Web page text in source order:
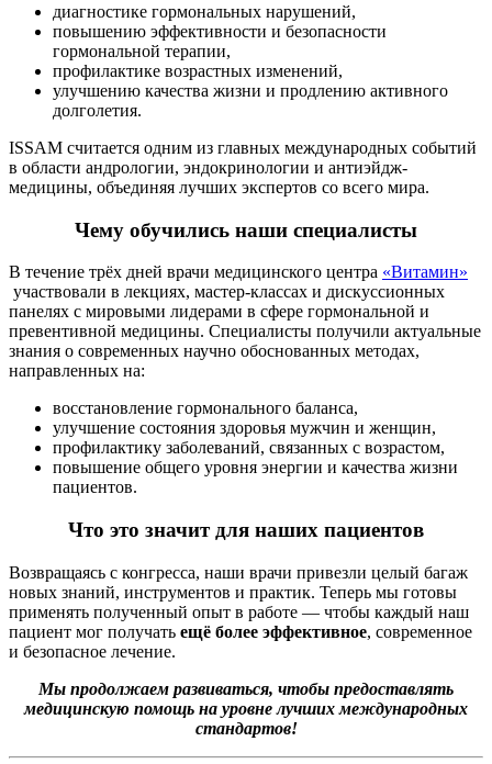
диагностике гормональных нарушений,
повышению эффективности и безопасности
гормональной терапии,
профилактике возрастных изменений,
улучшению качества жизни и продлению активного
долголетия.
ISSAM считается одним из главных международных событий
в области андрологии, эндокринологии и антиэйдж-
медицины, объединяя лучших экспертов со всего мира.
Чему обучились наши специалисты
В течение трёх дней врачи медицинского центра «Витамин»
участвовали в лекциях, мастер-классах и дискуссионных
панелях с мировыми лидерами в сфере гормональной и
превентивной медицины. Специалисты получили актуальные
знания о современных научно обоснованных методах,
направленных на:
восстановление гормонального баланса,
улучшение состояния здоровья мужчин и женщин,
профилактику заболеваний, связанных с возрастом,
повышение общего уровня энергии и качества жизни
пациентов.
Что это значит для наших пациентов
Возвращаясь с конгресса, наши врачи привезли целый багаж
новых знаний, инструментов и практик. Теперь мы готовы
применять полученный опыт в работе — чтобы каждый наш
пациент мог получать ещё более эффективное, современное
и безопасное лечение.
Мы продолжаем развиваться, чтобы предоставлять
медицинскую помощь на уровне лучших международных
стандартов!